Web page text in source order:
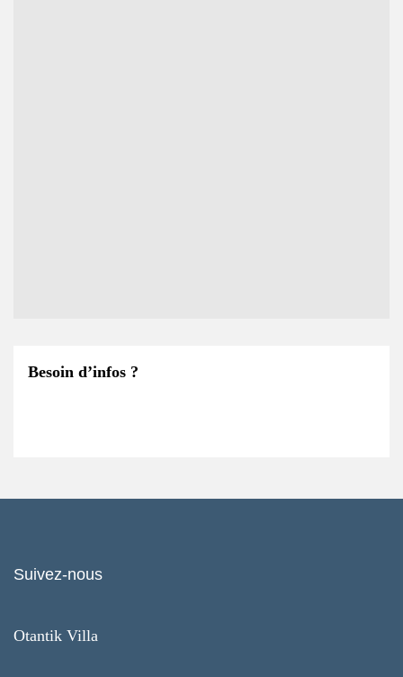
Besoin d’infos ?
Suivez-nous
Otantik Villa